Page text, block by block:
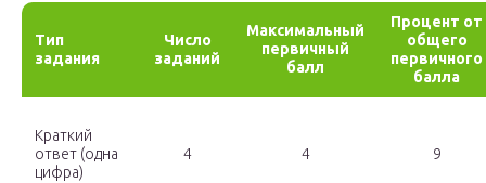
Тип
задания
Число
заданий
Максимальный
первичный
балл
Процент от
общего
первичного
балла
Краткий
ответ (одна
цифра)
4 4 9